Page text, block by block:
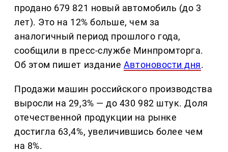
продано 679 821 новый автомобиль (до 3
лет). Это на 12% больше, чем за
аналогичный период прошлого года,
сообщили в пресс-службе Минпромторга.
Об этом пишет издание Автоновости дня.
Продажи машин российского производства
выросли на 29,3% — до 430 982 штук. Доля
отечественной продукции на рынке
достигла 63,4%, увеличившись более чем
на 8%.